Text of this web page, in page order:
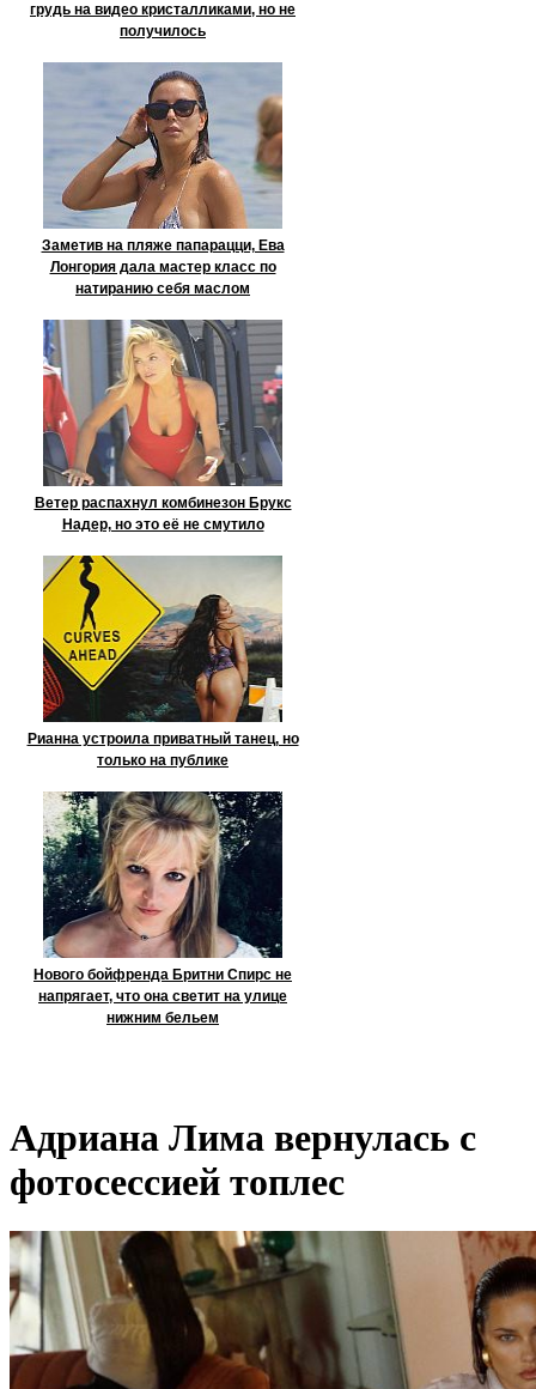
грудь на видео кристалликами, но не
получилось
Заметив на пляже папарацци, Ева
Лонгория дала мастер класс по
натиранию себя маслом
Ветер распахнул комбинезон Брукс
Надер, но это её не смутило
Рианна устроила приватный танец, но
только на публике
Нового бойфренда Бритни Спирс не
напрягает, что она светит на улице
нижним бельем
Адриана Лима вернулась с
фотосессией топлес